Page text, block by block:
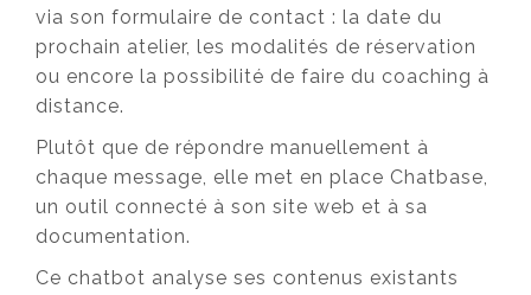
via son formulaire de contact : la date du
prochain atelier, les modalités de réservation
ou encore la possibilité de faire du coaching à
distance.
Plutôt que de répondre manuellement à
chaque message, elle met en place Chatbase,
un outil connecté à son site web et à sa
documentation.
Ce chatbot analyse ses contenus existants